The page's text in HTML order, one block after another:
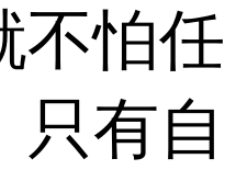
不怕任
只有自